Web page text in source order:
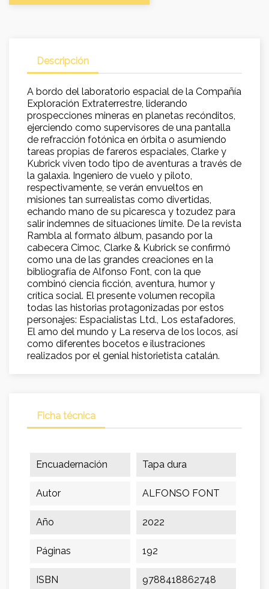
Descripción
A bordo del laboratorio espacial de la Compañía
Exploración Extraterrestre, liderando
prospecciones mineras en planetas recónditos,
ejerciendo como supervisores de una pantalla
de refracción fotónica en órbita o asumiendo
tareas propias de fareros espaciales, Clarke y
Kubrick viven todo tipo de aventuras a través de
la galaxia. Ingeniero de vuelo y piloto,
respectivamente, se verán envueltos en
misiones tan surrealistas como divertidas,
echando mano de su picaresca y tozudez para
salir indemnes de situaciones límite. De la revista
Rambla al formato álbum, pasando por la
cabecera Cimoc, Clarke & Kubrick se confirmó
como una de las grandes creaciones en la
bibliografía de Alfonso Font, con la que
combinó ciencia ficción, aventura, humor y
crítica social. El presente volumen recopila
todas las historias protagonizadas por estos
personajes: Espacialistas Ltd., Los estafadores,
El amo del mundo y La reserva de los locos, así
como diferentes bocetos e ilustraciones
realizados por el genial historietista catalán.
Ficha técnica
Encuadernación Tapa dura
Autor ALFONSO FONT
Año 2022
Páginas 192
ISBN 9788418862748